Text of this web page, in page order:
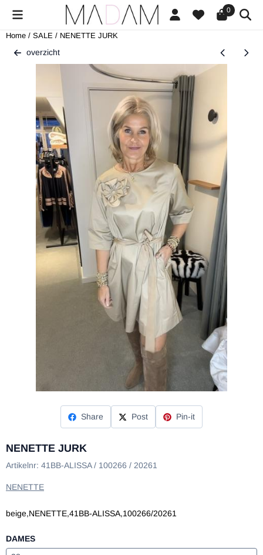
Cookievoorkeuren zijn beschikbaar. Kies instellingen of sta alle
0
Home / SALE / NENETTE JURK
overzicht
Share Post Pin-it
NENETTE JURK
Artikelnr: 41BB-ALISSA / 100266 / 20261
NENETTE
beige,NENETTE,41BB-ALISSA,100266/20261
DAMES